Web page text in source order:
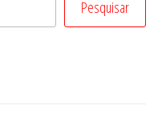
Pesquisar